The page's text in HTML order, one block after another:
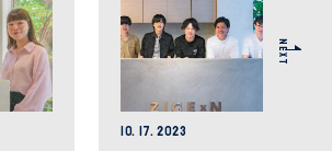
10. 17. 2023
NEXT